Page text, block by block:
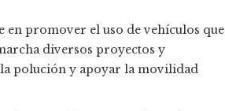
en promover el uso de vehículos que
diversos proyectos y
polución y apoyar la movilidad